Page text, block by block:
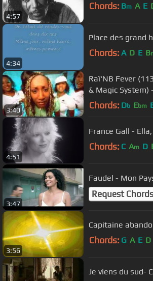
4:57
Chords: Bm A E
4:34
Place des grand
Chords: A D E B
3:40
Raï'NB Fever
& Magic System)
Chords: Db Ebm
4:51
France Gall -
Chords: C Am D
3:47
Faudel - Mon
Request Chords
3:56
Capitaine
Chords: G A E D
Je viens du sud-